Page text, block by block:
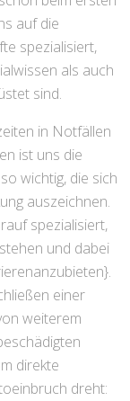
auf die
spezialisiert,
als auch
sind.
in Notfällen
ist uns die
wichtig, die sich
auszeichnen.
spezialisiert,
und dabei
einer
weiterem
direkte
dreht: